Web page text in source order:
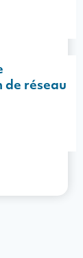
de réseau